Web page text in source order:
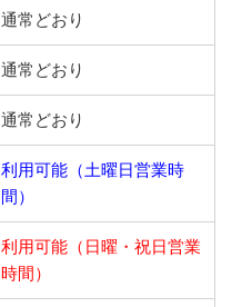
通常どおり
通常どおり
通常どおり
利用可能（土曜日営業時
間）
利用可能（日曜・祝日営業
時間）